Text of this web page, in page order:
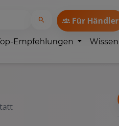
Für Händler
Empfehlungen Wissen